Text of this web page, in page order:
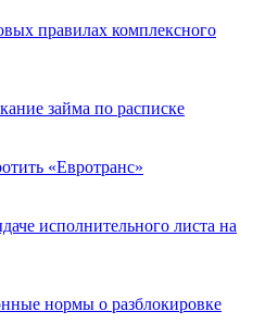
правилах комплексного
займа по расписке
«Евротранс»
исполнительного листа на
нормы о разблокировке